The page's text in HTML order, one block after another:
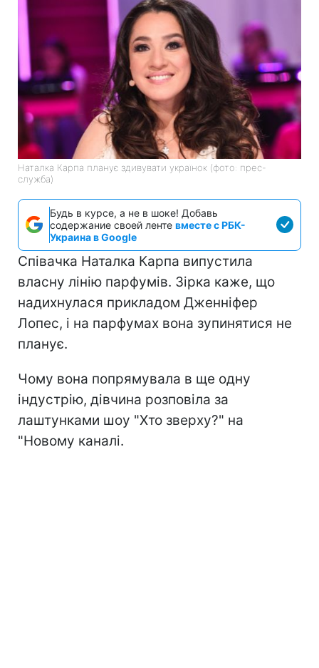
Наталка Карпа планує здивувати українок (фото: прес-
служба)
Будь в курсе, а не в шоке! Добавь
содержание своей ленте вместе с РБК-
Украина в Google
Співачка Наталка Карпа випустила
власну лінію парфумів. Зірка каже, що
надихнулася прикладом Дженніфер
Лопес, і на парфумах вона зупинятися не
планує.
Чому вона попрямувала в ще одну
індустрію, дівчина розповіла за
лаштунками шоу "Хто зверху?" на
"Новому каналі.